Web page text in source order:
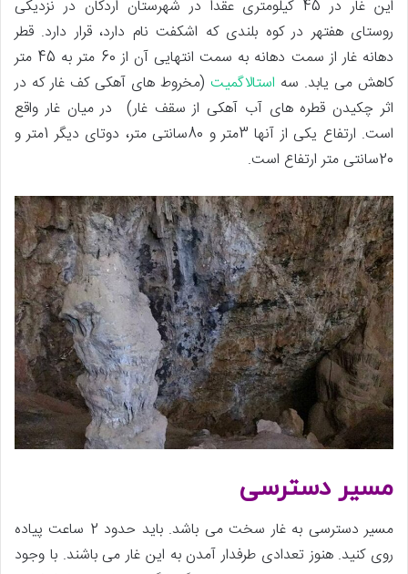
این غار در 45 کیلومتری عقدا در شهرستان اردکان در نزدیکی
روستای هفتهر در کوه بلندی که اشکفت نام دارد، قرار دارد. قطر
دهانه غار از سمت دهانه به سمت انتهایی آن از 60 متر به 45 متر
کاهش می یابد. سه استالاگمیت (مخروط های آهکی کف غار که در
اثر چکیدن قطره های آب آهکی از سقف غار) در میان غار واقع
است. ارتفاع یکی از آنها 3متر و 80سانتی متر، دوتای دیگر 1متر و
20سانتی متر ارتفاع است.
مسیر دسترسی
مسیر دسترسی به غار سخت می باشد. باید حدود 2 ساعت پیاده
روی کنید. هنوز تعدادی طرفدار آمدن به این غار می باشند. با وجود